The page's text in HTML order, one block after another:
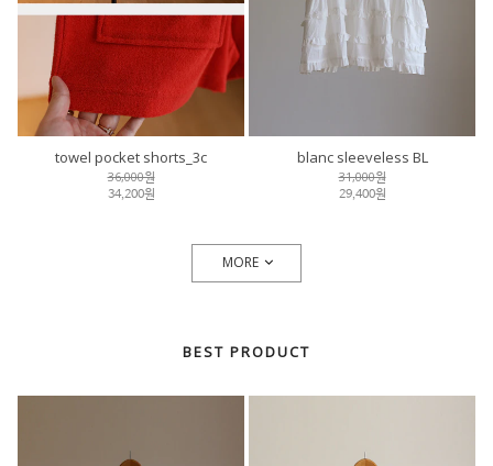
towel pocket shorts_3c
36,000원
34,200원
blanc sleeveless BL
31,000원
29,400원
MORE
BEST PRODUCT